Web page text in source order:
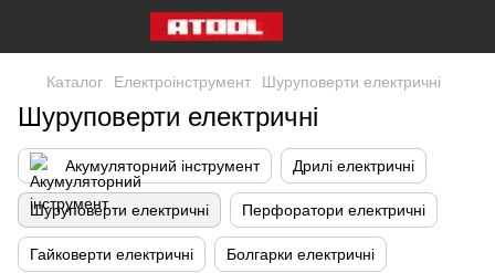
Каталог Електроінструмент Шуруповерти електричні
Шуруповерти електричні
Акумуляторний інструмент Дрилі електричні
Шуруповерти електричні Перфоратори електричні
Гайковерти електричні Болгарки електричні